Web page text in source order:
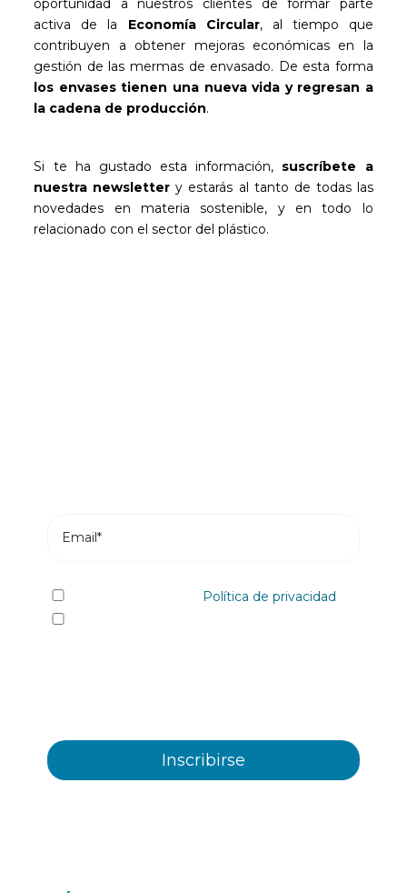
oportunidad a nuestros clientes de formar parte
activa de la Economía Circular, al tiempo que
contribuyen a obtener mejoras económicas en la
gestión de las mermas de envasado. De esta forma
los envases tienen una nueva vida y regresan a
la cadena de producción.
Si te ha gustado esta información, suscríbete a
nuestra newsletter y estarás al tanto de todas las
novedades en materia sostenible, y en todo lo
relacionado con el sector del plástico.
Política de privacidad